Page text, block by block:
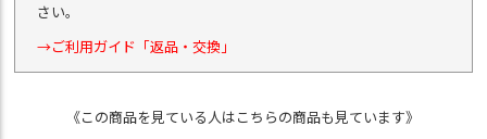
さい。
→ご利用ガイド「返品・交換」
《この商品を見ている人はこちらの商品も見ています》